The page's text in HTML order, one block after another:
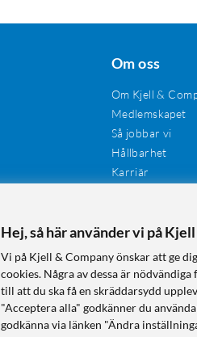
Om oss
Om Kjell &
Medlemskapet
Så jobbar vi
Hållbarhet
Karriär
Tillgänglighet
Hej, så här använder vi på
Vi på Kjell & Company önskar att ge
cookies. Några av dessa är
till att du ska få en skräddarsydd
"Acceptera alla" godkänner du
godkänna via länken "Ändra